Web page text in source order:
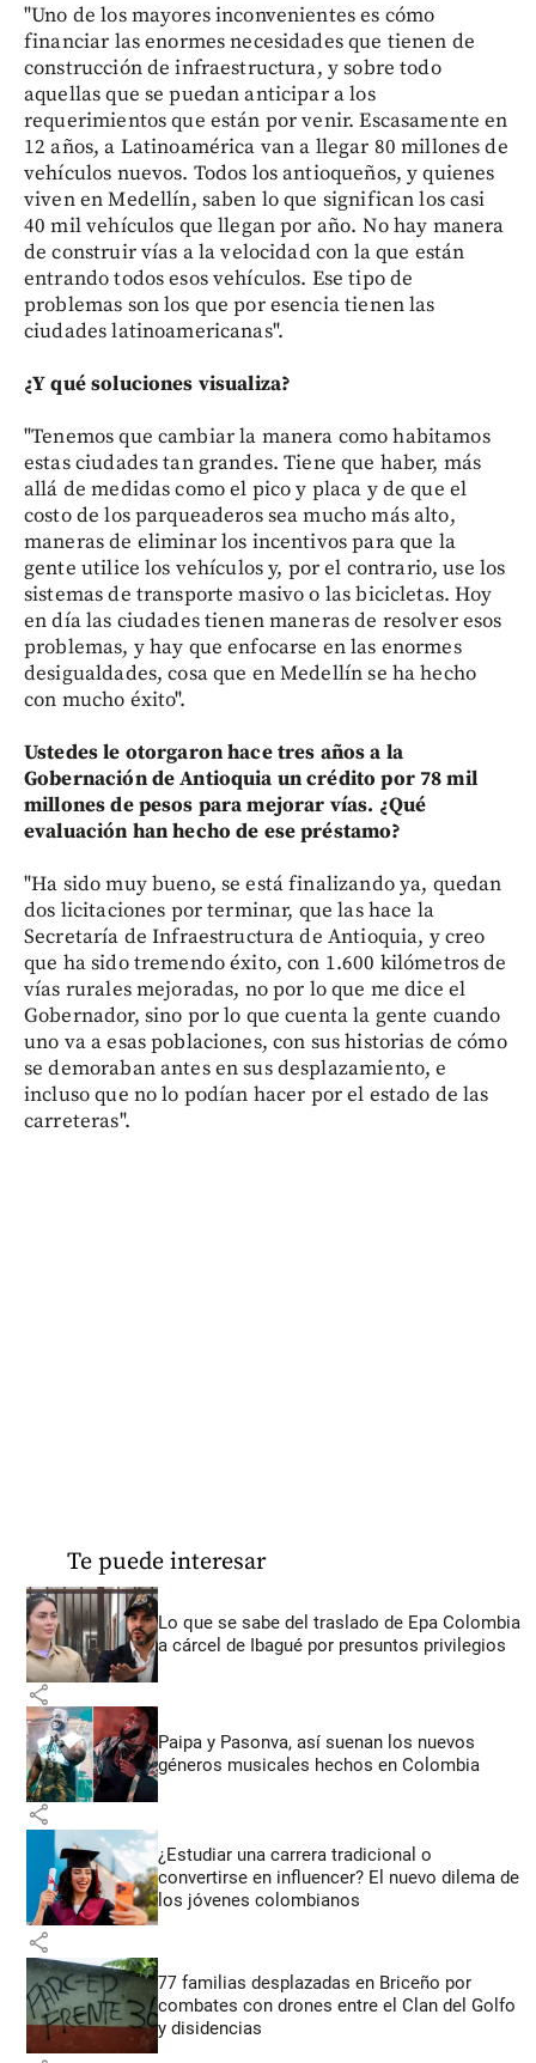
"Uno de los mayores inconvenientes es cómo
financiar las enormes necesidades que tienen de
construcción de infraestructura, y sobre todo
aquellas que se puedan anticipar a los
requerimientos que están por venir. Escasamente en
12 años, a Latinoamérica van a llegar 80 millones de
vehículos nuevos. Todos los antioqueños, y quienes
viven en Medellín, saben lo que significan los casi
40 mil vehículos que llegan por año. No hay manera
de construir vías a la velocidad con la que están
entrando todos esos vehículos. Ese tipo de
problemas son los que por esencia tienen las
ciudades latinoamericanas".
¿Y qué soluciones visualiza?
"Tenemos que cambiar la manera como habitamos
estas ciudades tan grandes. Tiene que haber, más
allá de medidas como el pico y placa y de que el
costo de los parqueaderos sea mucho más alto,
maneras de eliminar los incentivos para que la
gente utilice los vehículos y, por el contrario, use los
sistemas de transporte masivo o las bicicletas. Hoy
en día las ciudades tienen maneras de resolver esos
problemas, y hay que enfocarse en las enormes
desigualdades, cosa que en Medellín se ha hecho
con mucho éxito".
Ustedes le otorgaron hace tres años a la
Gobernación de Antioquia un crédito por 78 mil
millones de pesos para mejorar vías. ¿Qué
evaluación han hecho de ese préstamo?
"Ha sido muy bueno, se está finalizando ya, quedan
dos licitaciones por terminar, que las hace la
Secretaría de Infraestructura de Antioquia, y creo
que ha sido tremendo éxito, con 1.600 kilómetros de
vías rurales mejoradas, no por lo que me dice el
Gobernador, sino por lo que cuenta la gente cuando
uno va a esas poblaciones, con sus historias de cómo
se demoraban antes en sus desplazamiento, e
incluso que no lo podían hacer por el estado de las
carreteras".
Te puede interesar
Lo que se sabe del traslado de Epa Colombia
a cárcel de Ibagué por presuntos privilegios
share
Paipa y Pasonva, así suenan los nuevos
géneros musicales hechos en Colombia
share
¿Estudiar una carrera tradicional o
convertirse en influencer? El nuevo dilema de
los jóvenes colombianos
share
77 familias desplazadas en Briceño por
combates con drones entre el Clan del Golfo
y disidencias